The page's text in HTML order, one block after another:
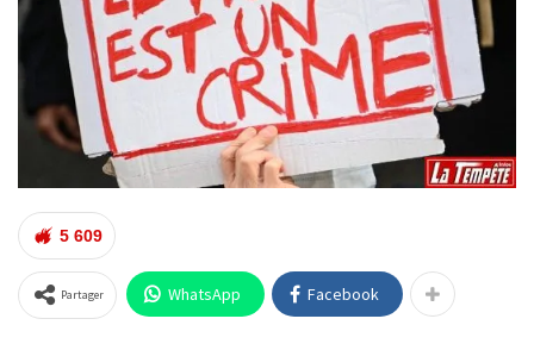
5 609
Partager WhatsApp Facebook